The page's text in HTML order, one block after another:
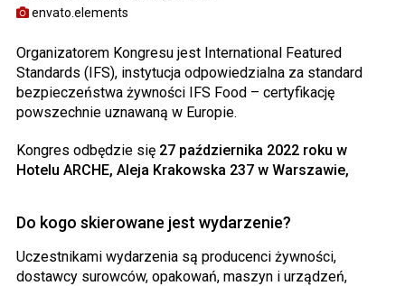
envato.elements
Organizatorem Kongresu jest International Featured
Standards (IFS), instytucja odpowiedzialna za standard
bezpieczeństwa żywności IFS Food – certyfikację
powszechnie uznawaną w Europie.
Kongres odbędzie się 27 października 2022 roku w
Hotelu ARCHE, Aleja Krakowska 237 w Warszawie,
Do kogo skierowane jest wydarzenie?
Uczestnikami wydarzenia są producenci żywności,
dostawcy surowców, opakowań, maszyn i urządzeń,